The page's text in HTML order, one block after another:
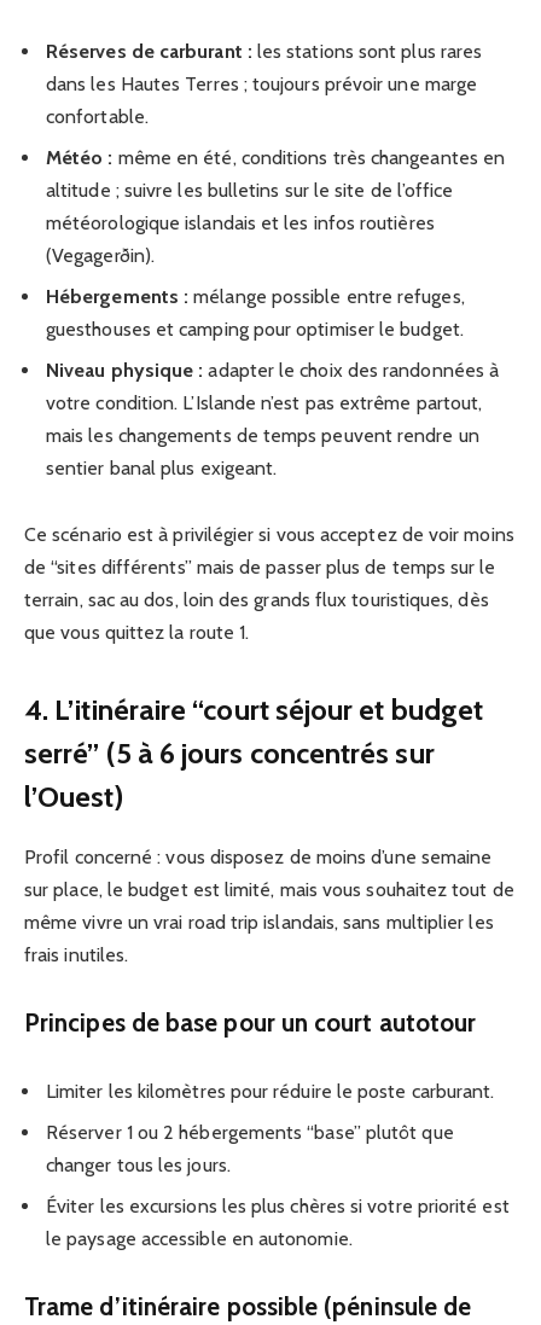
Réserves de carburant : les stations sont plus rares
dans les Hautes Terres ; toujours prévoir une marge
confortable.
Météo : même en été, conditions très changeantes en
altitude ; suivre les bulletins sur le site de l’office
météorologique islandais et les infos routières
(Vegagerðin).
Hébergements : mélange possible entre refuges,
guesthouses et camping pour optimiser le budget.
Niveau physique : adapter le choix des randonnées à
votre condition. L’Islande n’est pas extrême partout,
mais les changements de temps peuvent rendre un
sentier banal plus exigeant.
Ce scénario est à privilégier si vous acceptez de voir moins
de “sites différents” mais de passer plus de temps sur le
terrain, sac au dos, loin des grands flux touristiques, dès
que vous quittez la route 1.
4. L’itinéraire “court séjour et budget
serré” (5 à 6 jours concentrés sur
l’Ouest)
Profil concerné : vous disposez de moins d’une semaine
sur place, le budget est limité, mais vous souhaitez tout de
même vivre un vrai road trip islandais, sans multiplier les
frais inutiles.
Principes de base pour un court autotour
Limiter les kilomètres pour réduire le poste carburant.
Réserver 1 ou 2 hébergements “base” plutôt que
changer tous les jours.
Éviter les excursions les plus chères si votre priorité est
le paysage accessible en autonomie.
Trame d’itinéraire possible (péninsule de